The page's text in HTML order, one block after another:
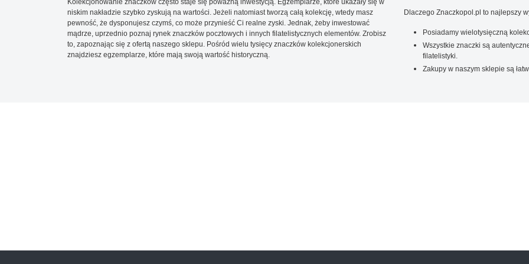
niskim nakładzie szybko zyskują na wartości. Jeżeli natomiast tworzą całą kolekcję, wtedy masz
pewność, że dysponujesz czymś, co może przynieść Ci realne zyski. Jednak, żeby inwestować
mądrze, uprzednio poznaj rynek znaczków pocztowych i innych filatelistycznych elementów. Zrobisz
to, zapoznając się z ofertą naszego sklepu. Pośród wielu tysięcy znaczków kolekcjonerskich
znajdziesz egzemplarze, które mają swoją wartość historyczną.
Dlaczego Znaczkopol.pl to najlepszy
Posiadamy wielotysięczną
Wszystkie znaczki są
filatelistyki.
Zakupy w naszym sklepie są